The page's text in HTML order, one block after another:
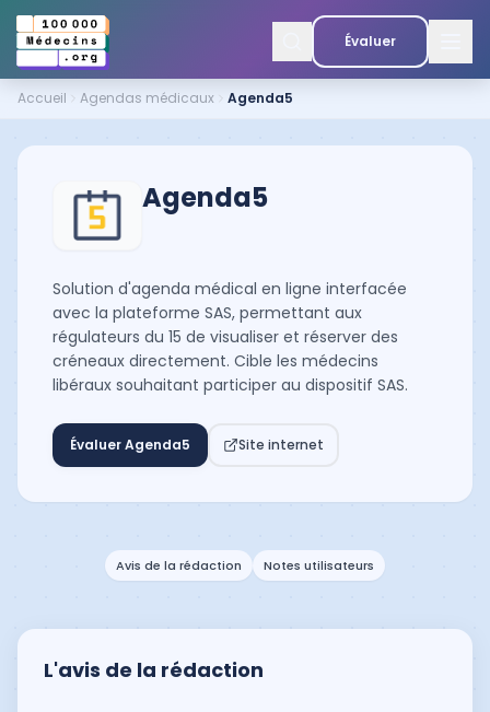
Évaluer
Accueil Agendas médicaux Agenda5
Agenda5
Solution d'agenda médical en ligne interfacée
avec la plateforme SAS, permettant aux
régulateurs du 15 de visualiser et réserver des
créneaux directement. Cible les médecins
libéraux souhaitant participer au dispositif SAS.
ÉvaluerAgenda5 Site internet
Avis de la rédaction Notes utilisateurs
L'avis de la rédaction